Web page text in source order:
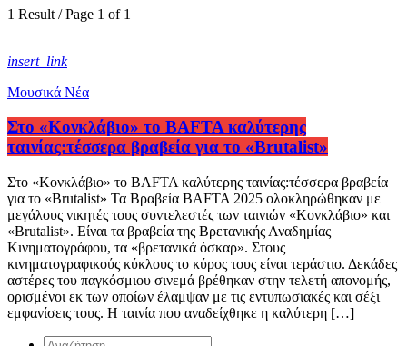
1 Result / Page 1 of 1
insert_link
Μουσικά Νέα
Στο «Κονκλάβιο» το BAFTA καλύτερης
ταινίας:τέσσερα βραβεία για το «Brutalist»
Στο «Κονκλάβιο» το BAFTA καλύτερης ταινίας:τέσσερα βραβεία
για το «Brutalist» Τα Βραβεία BAFTA 2025 ολοκληρώθηκαν με
μεγάλους νικητές τους συντελεστές των ταινιών «Κονκλάβιο» και
«Brutalist». Είναι τα βραβεία της Βρετανικής Αναδημίας
Κινηματογράφου, τα «βρετανικά όσκαρ». Στους
κινηματογραφικούς κύκλους το κύρος τους είναι τεράστιο. Δεκάδες
αστέρες του παγκόσμιου σινεμά βρέθηκαν στην τελετή απονομής,
ορισμένοι εκ των οποίων έλαμψαν με τις εντυπωσιακές και σέξι
εμφανίσεις τους. Η ταινία που αναδείχθηκε η καλύτερη […]